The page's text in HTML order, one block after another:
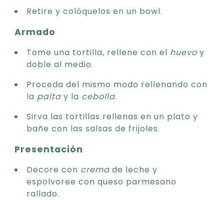
Retire y colóquelos en un bowl.
Armado
Tome una tortilla, rellene con el huevo y
doble al medio.
Proceda del mismo modo rellenando con
la palta y la cebolla.
Sirva las tortillas rellenas en un plato y
bañe con las salsas de frijoles.
Presentación
Decore con crema de leche y
espolvoree con queso parmesano
rallado.